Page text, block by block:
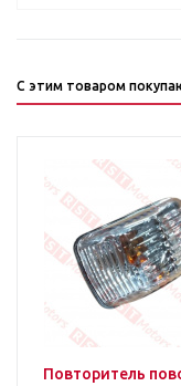
С этим товаром
Повторитель